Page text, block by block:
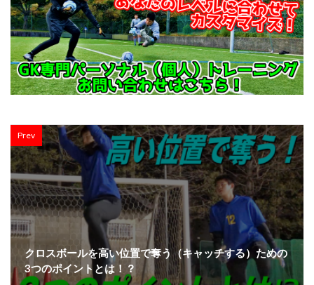
Prev
クロスボールを高い位置で奪う（キャッチする）ための
3つのポイントとは！？